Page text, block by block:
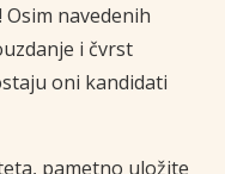
navedenih
i čvrst
oni kandidati
pametno uložite